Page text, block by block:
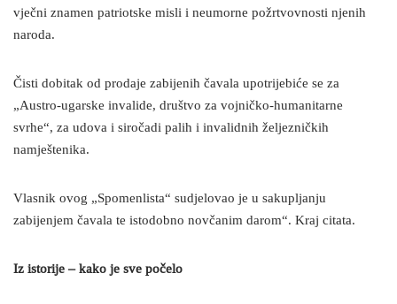
vječni znamen patriotske misli i neumorne požrtvovnosti njenih
naroda.
Čisti dobitak od prodaje zabijenih čavala upotrijebiće se za
„Austro-ugarske invalide, društvo za vojničko-humanitarne
svrhe“, za udova i siročadi palih i invalidnih željezničkih
namještenika.
Vlasnik ovog „Spomenlista“ sudjelovao je u sakupljanju
zabijenjem čavala te istodobno novčanim darom“. Kraj citata.
Iz istorije – kako je sve počelo